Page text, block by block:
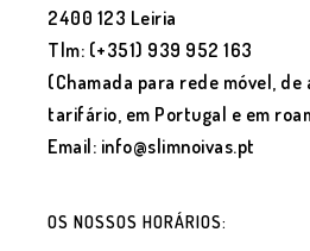
2400 123 Leiria
Tlm: (+351) 939 952 163
(Chamada para rede móvel, de
tarifário, em Portugal e em
Email: info@slimnoivas.pt
OS NOSSOS HORÁRIOS: